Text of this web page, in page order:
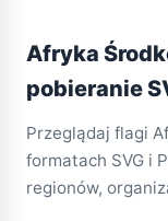
Afryka
pobieranie
Przeglądaj flagi
formatach SVG i
regionów,